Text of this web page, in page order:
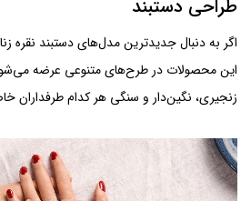
طراحی دستبند
اگر به دنبال جدیدترین مدل‌های دستبند نقره
این محصولات در طرح‌های متنوعی عرضه
زنجیری، نگین‌دار و سنگی هر کدام طرفداران